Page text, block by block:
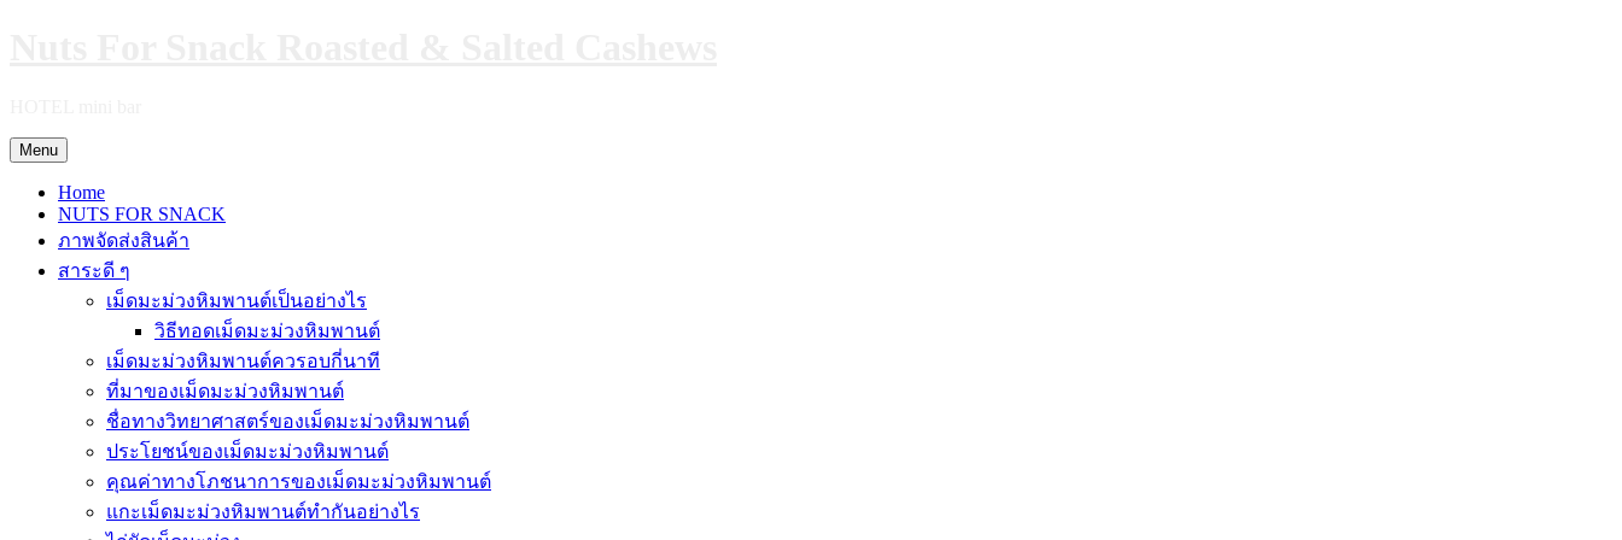
Menu
Home
NUTS FOR SNACK
ภาพจัดส่งสินค้า
สาระดี ๆ
เม็ดมะม่วงหิมพานต์เป็นอย่างไร
วิธีทอดเม็ดมะม่วงหิมพานต์
เม็ดมะม่วงหิมพานต์ควรอบกี่นาที
ที่มาของเม็ดมะม่วงหิมพานต์
ชื่อทางวิทยาศาสตร์ของเม็ดมะม่วงหิมพานต์
ประโยชน์ของเม็ดมะม่วงหิมพานต์
คุณค่าทางโภชนาการของเม็ดมะม่วงหิมพานต์
แกะเม็ดมะม่วงหิมพานต์ทำกันอย่างไร